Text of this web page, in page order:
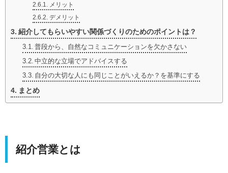
メリット
デメリット
紹介してもらいやすい関係づくりのためのポイントは？
普段から、自然なコミュニケーションを欠かさない
中立的な立場でアドバイスする
自分の大切な人にも同じことがいえるか？を基準にする
まとめ
紹介営業とは